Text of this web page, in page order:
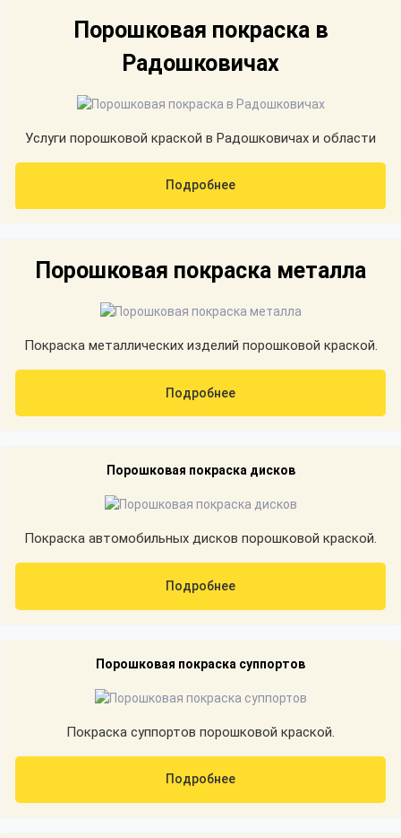
Порошковая покраска в
Радошковичах
Услуги порошковой краской в Радошковичах и области
Подробнее
Порошковая покраска металла
Покраска металлических изделий порошковой краской.
Подробнее
Порошковая покраска дисков
Покраска автомобильных дисков порошковой краской.
Подробнее
Порошковая покраска суппортов
Покраска суппортов порошковой краской.
Подробнее